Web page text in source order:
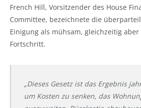
French Hill, Vorsitzender des House
Committee, bezeichnete die
Einigung als mühsam, gleichzeitig
Fortschritt.
„Dieses Gesetz ist das Ergebnis
um Kosten zu senken, das